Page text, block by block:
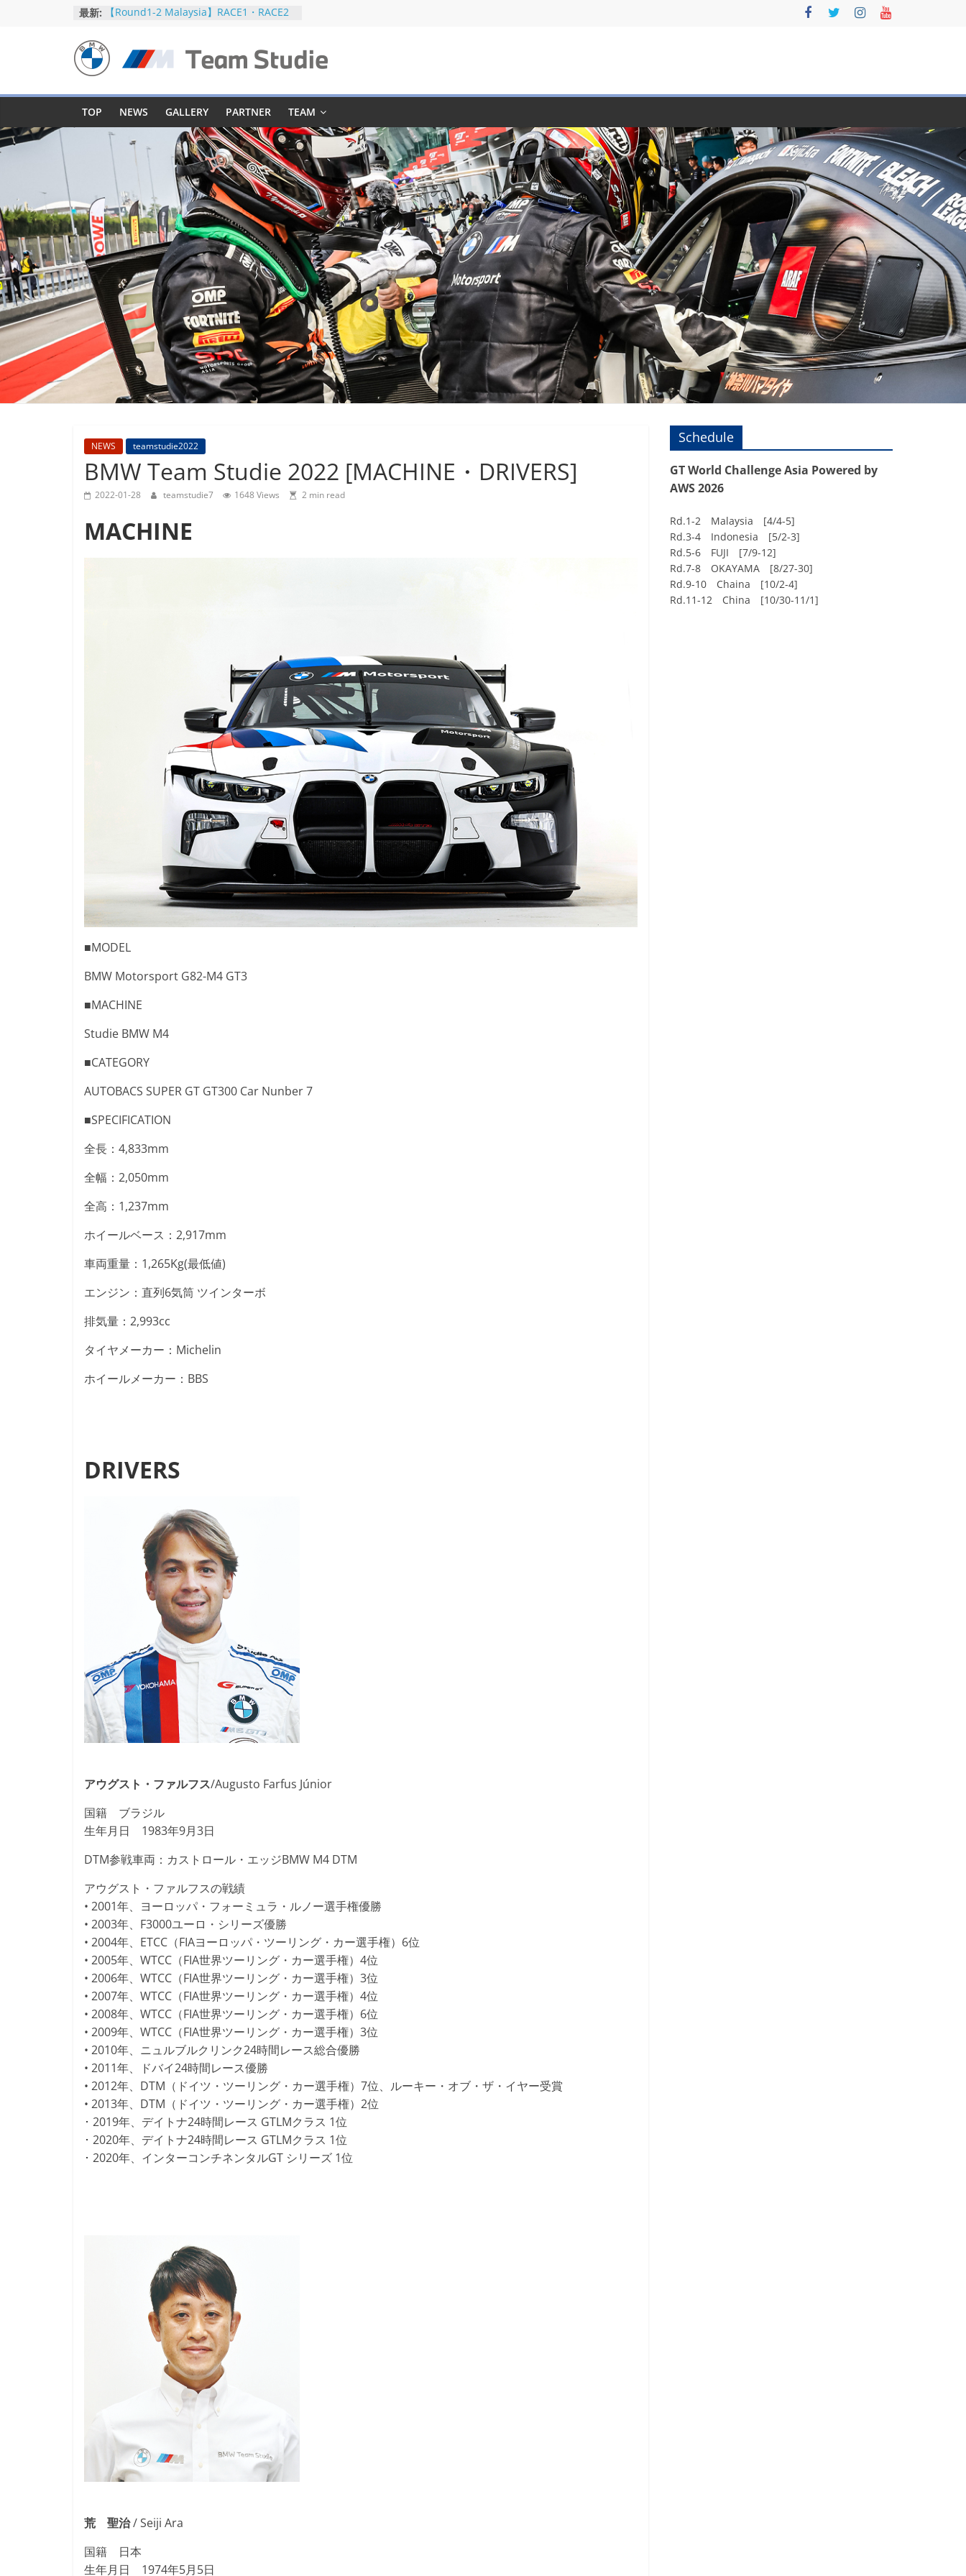
へ
キ
ッ
最新:
【Round1-2 Malaysia】RACE1・RACE2
【Round5-6 JAPAN】公式練習
【Round3-4 Indonesia】RACE1・RACE2
BMW
M
Team
Studie
SUPER
GT
BMW
M
Team
Studie
M4GT3
TOP NEWS GALLERY PARTNER TEAM
NEWS teamstudie2022
BMW Team Studie 2022 [MACHINE・DRIVERS]
2022-01-28 teamstudie7 1648 Views 2 min read
MACHINE
■MODEL
BMW Motorsport G82-M4 GT3
■MACHINE
Studie BMW M4
■CATEGORY
AUTOBACS SUPER GT GT300 Car Nunber 7
■SPECIFICATION
全長：4,833mm
全幅：2,050mm
全高：1,237mm
ホイールベース：2,917mm
車両重量：1,265Kg(最低値)
エンジン：直列6気筒 ツインターボ
排気量：2,993cc
タイヤメーカー：Michelin
ホイールメーカー：BBS
DRIVERS
アウグスト・ファルフス/Augusto Farfus Júnior
国籍 ブラジル
生年月日 1983年9月3日
DTM参戦車両：カストロール・エッジBMW M4 DTM
アウグスト・ファルフスの戦績
• 2001年、ヨーロッパ・フォーミュラ・ルノー選手権優勝
• 2003年、F3000ユーロ・シリーズ優勝
• 2004年、ETCC（FIAヨーロッパ・ツーリング・カー選手権）6位
• 2005年、WTCC（FIA世界ツーリング・カー選手権）4位
• 2006年、WTCC（FIA世界ツーリング・カー選手権）3位
• 2007年、WTCC（FIA世界ツーリング・カー選手権）4位
• 2008年、WTCC（FIA世界ツーリング・カー選手権）6位
• 2009年、WTCC（FIA世界ツーリング・カー選手権）3位
• 2010年、ニュルブルクリンク24時間レース総合優勝
• 2011年、ドバイ24時間レース優勝
• 2012年、DTM（ドイツ・ツーリング・カー選手権）7位、ルーキー・オブ・ザ・イヤー受賞
• 2013年、DTM（ドイツ・ツーリング・カー選手権）2位
･ 2019年、デイトナ24時間レース GTLMクラス 1位
･ 2020年、デイトナ24時間レース GTLMクラス 1位
･ 2020年、インターコンチネンタルGT シリーズ 1位
荒 聖治/ Seiji Ara
国籍 日本
生年月日 1974年5月5日
Schedule
GT World Challenge Asia Powered by
AWS 2026
Rd.1-2 Malaysia [4/4-5]
Rd.3-4 Indonesia [5/2-3]
Rd.5-6 FUJI [7/9-12]
Rd.7-8 OKAYAMA [8/27-30]
Rd.9-10 Chaina [10/2-4]
Rd.11-12 China [10/30-11/1]